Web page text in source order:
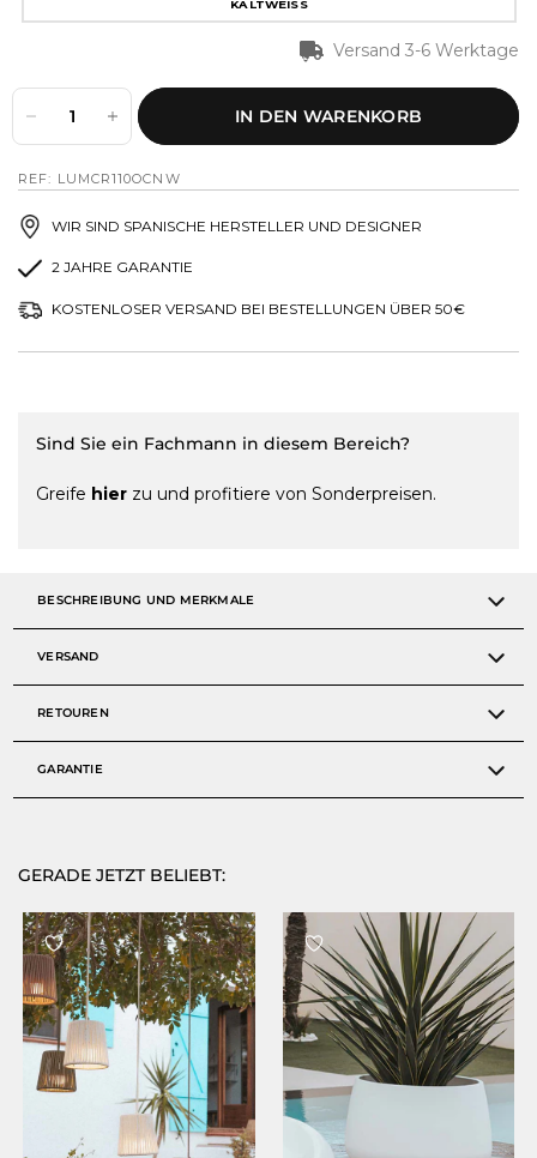
KALTWEISS
Versand 3-6 Werktage
IN DEN WARENKORB
REF: LUMCR110OCNW
WIR SIND SPANISCHE HERSTELLER UND DESIGNER
2 JAHRE GARANTIE
KOSTENLOSER VERSAND BEI BESTELLUNGEN ÜBER 50€
Sind Sie ein Fachmann in diesem Bereich?
Greife hier zu und profitiere von Sonderpreisen.
BESCHREIBUNG UND MERKMALE
VERSAND
RETOUREN
GARANTIE
GERADE JETZT BELIEBT: